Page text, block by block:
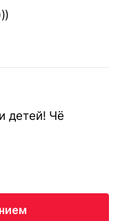
детей! Чё